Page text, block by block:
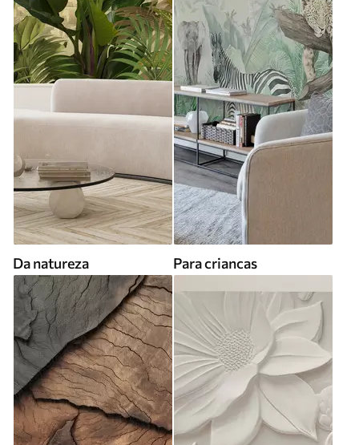
Da natureza Para criancas